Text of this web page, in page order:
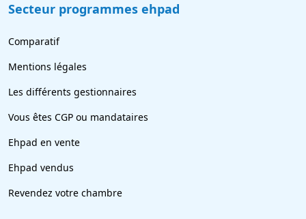
Secteur programmes ehpad
Comparatif
Mentions légales
Les différents gestionnaires
Vous êtes CGP ou mandataires
Ehpad en vente
Ehpad vendus
Revendez votre chambre